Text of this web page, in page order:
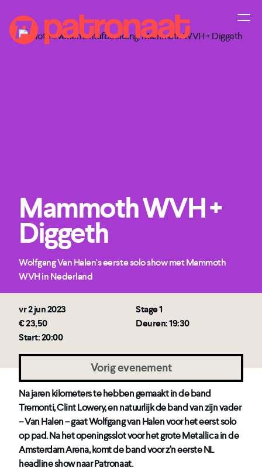
Mammoth WVH +
Diggeth
Wolfgang Van Halen's eerste solo show met Mammoth
WVH in Nederland
vr 2 jun 2023
Stage 1
€ 23,50
Deuren: 19:30
Start: 20:00
Vorig evenement
Na jaren kilometers te hebben gemaakt in de band
Tremonti, Clint Lowery, en natuurlijk de band van zijn vader
– Van Halen – gaat Wolfgang van Halen voor het eerst solo
op pad.Na het openingsslot voor het grote Metallica in de
Amsterdam Arena, komt de band voor z’n eerste NL
headline show naar Patronaat.